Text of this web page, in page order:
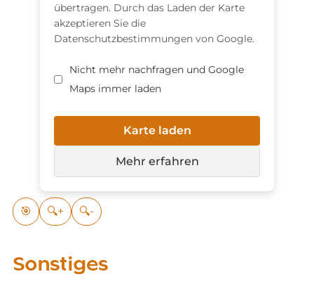
übertragen. Durch das Laden der Karte
akzeptieren Sie die
Datenschutzbestimmungen von Google.
Nicht mehr nachfragen und Google
Maps immer laden
Karte laden
Mehr erfahren
🎯 🔍+ 🔍-
Sonstiges